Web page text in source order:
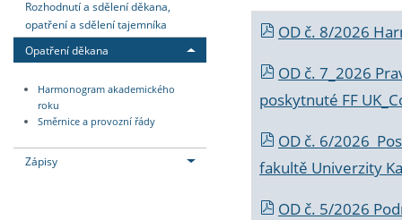
Rozhodnutí a sdělení děkana,
opatření a sdělení tajemníka
Opatření děkana
Harmonogram akademického
roku
Směrnice a provozní řády
Zápisy
OD č. 8/2026
OD č. 7_2026
poskytnuté FF
OD č. 6/2026
fakultě Univerzity
OD č. 5/2026